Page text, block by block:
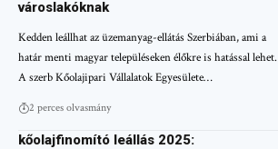
városlakóknak
Kedden leállhat az üzemanyag-ellátás Szerbiában, ami a
határ menti magyar településeken élőkre is hatással lehet.
A szerb Kőolajipari Vállalatok Egyesülete…
2 perces olvasmány
kőolajfinomító leállás 2025: